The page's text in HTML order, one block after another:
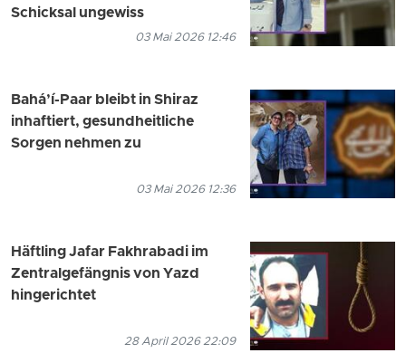
Schicksal ungewiss
03 Mai 2026 12:46
Bahá’í-Paar bleibt in Shiraz
inhaftiert, gesundheitliche
Sorgen nehmen zu
03 Mai 2026 12:36
Häftling Jafar Fakhrabadi im
Zentralgefängnis von Yazd
hingerichtet
28 April 2026 22:09